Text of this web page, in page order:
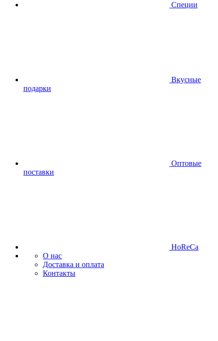
Специи
Вкусные
подарки
Оптовые
поставки
HoReCa
О нас
Доставка и оплата
Контакты